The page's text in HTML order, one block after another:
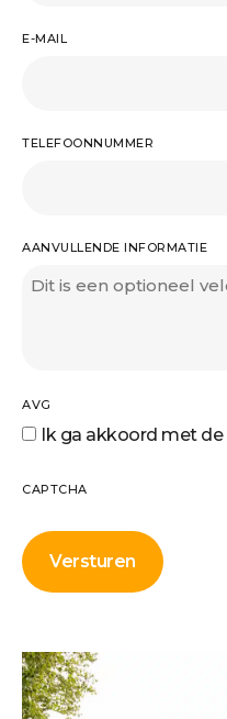
E-MAIL
TELEFOONNUMMER
AANVULLENDE INFORMATIE
AVG
Ik ga akkoord met de
CAPTCHA